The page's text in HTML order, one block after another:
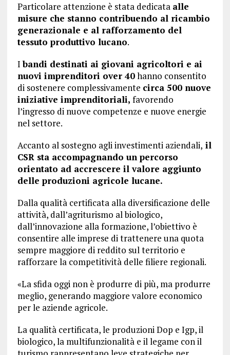
Particolare attenzione è stata dedicata alle
misure che stanno contribuendo al ricambio
generazionale e al rafforzamento del
tessuto produttivo lucano.
Ibandi destinati ai giovani agricoltori e ai
nuovi imprenditori over 40hanno consentito
di sostenere complessivamente circa 500 nuove
iniziative imprenditoriali, favorendo
l’ingresso di nuove competenze e nuove energie
nel settore.
Accanto al sostegno agli investimenti aziendali, il
CSR sta accompagnando un percorso
orientato ad accrescere il valore aggiunto
delle produzioni agricole lucane.
Dalla qualità certificata alla diversificazione delle
attività, dall’agriturismo al biologico,
dall’innovazione alla formazione, l’obiettivo è
consentire alle imprese di trattenere una quota
sempre maggiore di reddito sul territorio e
rafforzare la competitività delle filiere regionali.
«La sfida oggi non è produrre di più, ma produrre
meglio, generando maggiore valore economico
per le aziende agricole.
La qualità certificata, le produzioni Dop e Igp, il
biologico, la multifunzionalità e il legame con il